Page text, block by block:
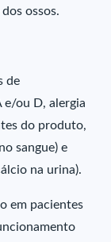
ossos.
de
e/ou D, alergia
do produto,
sangue) e
na urina).
em pacientes